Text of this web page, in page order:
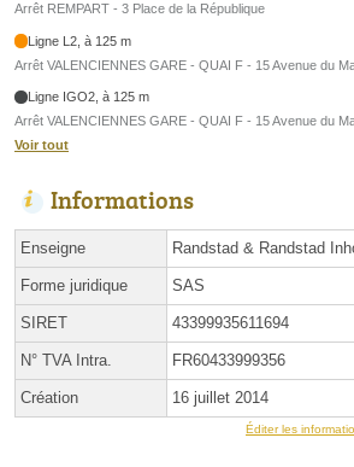
Arrêt REMPART - 3 Place de la République
Ligne L2, à 125 m
Arrêt VALENCIENNES GARE - QUAI F - 15 Avenue du
Ligne IGO2, à 125 m
Arrêt VALENCIENNES GARE - QUAI F - 15 Avenue du
Voir tout
Informations
Enseigne Randstad & Randstad
Forme juridique SAS
SIRET 43399935611694
N° TVA Intra. FR60433999356
Création 16 juillet 2014
Éditer les